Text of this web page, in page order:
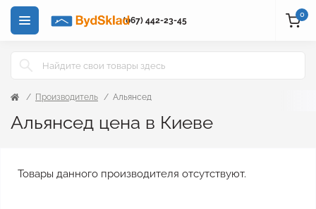
(067) 442-23-45
0
Производитель Альянсед
Альянсед цена в Киеве
Товары данного производителя отсутствуют.